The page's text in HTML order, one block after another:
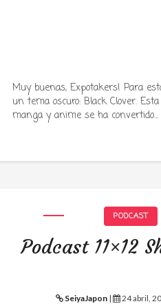
Muy buenas, Expotakers! Para
un tema oscuro: Black Clover.
manga y anime se ha
PODCAST
Podcast 11×12
SeiyaJapon | 24 abril,